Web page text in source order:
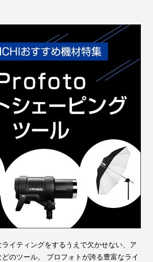
イティングをするうえで欠かせない、ア
のツール。 プロフォトが誇る豊富なライ